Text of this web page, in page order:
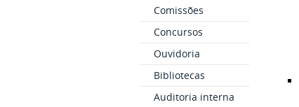
Comissões
Concursos
Ouvidoria
Bibliotecas
Auditoria interna